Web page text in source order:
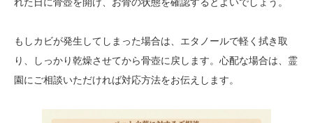
れた日に骨壺を開け、お骨の状態を確認するとよいでしょう。
もしカビが発生してしまった場合は、エタノールで軽く拭き取
り、しっかり乾燥させてから骨壺に戻します。心配な場合は、霊
園にご相談いただければ対応方法をお伝えします。